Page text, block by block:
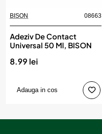
BISON 08663
Adeziv De Contact
Universal 50 Ml, BISON
8.99 lei
Adauga in cos